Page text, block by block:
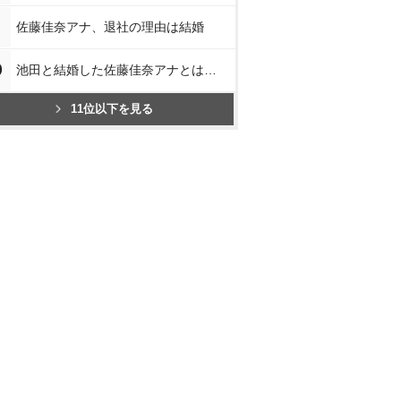
佐藤佳奈アナ、退社の理由は結婚
池田と結婚した佐藤佳奈アナとは…
11位以下を見る